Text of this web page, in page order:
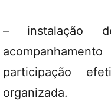
– instalação
participação
organizada.